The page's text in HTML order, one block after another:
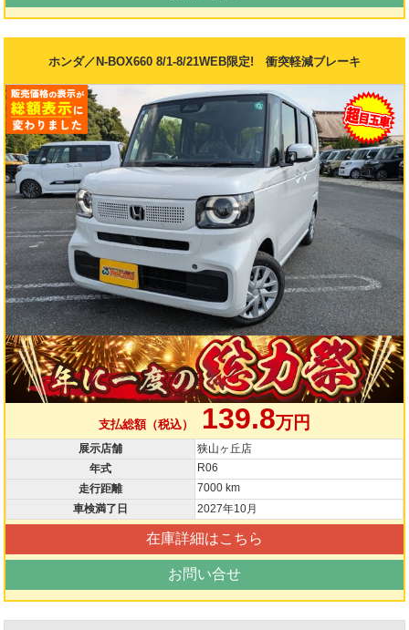
ホンダ／N-BOX660 8/1-8/21WEB限定! 衝突軽減ブレーキ
支払総額（税込） 139.8万円
展示店舗
狭山ヶ丘店
年式
R06
走行距離
7000 km
車検満了日
2027年10月
在庫詳細はこちら
お問い合せ